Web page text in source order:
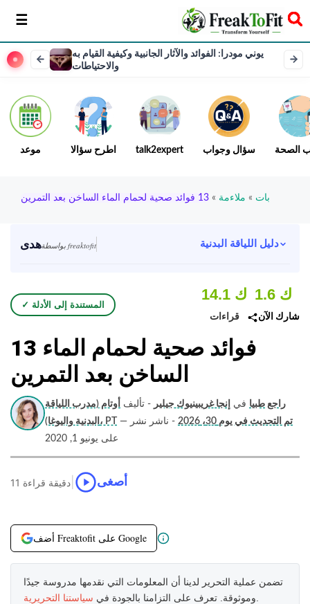
سخر
يوني مودرا: الفوائد والآثار الجانبية وكيفية القيام به
والاحتياطات
موعد اطرح سؤالا talk2expert سؤال وجواب الصحة
بات » ملاءمة » 13 فوائد صحية لحمام الماء الساخن بعد التمرين
هدى بواسطة freaktofit دليل اللياقة البدنية
✓ المستندة إلى الأدلة
14.1 ك
قراءات
1.6 ك
شارك الآن
13 فوائد صحية لحمام الماء
الساخن بعد التمرين
راجع طبيا في إنجا غريبينيوك جيلير - تأليف
أوتام (مدرب اللياقة
البدنية واليوغا)، PT
— تم التحديث في يوم 30، 2026
- ناشر نشر
على يونيو 1, 2020
11 دقيقة قراءة أصغى
أضف Freaktofit على Google
تضمن عملية التحرير لدينا أن المعلومات التي نقدمها مدروسة جيدًا
وموثوقة. تعرف على التزامنا بالجودة في سياستنا التحريرية